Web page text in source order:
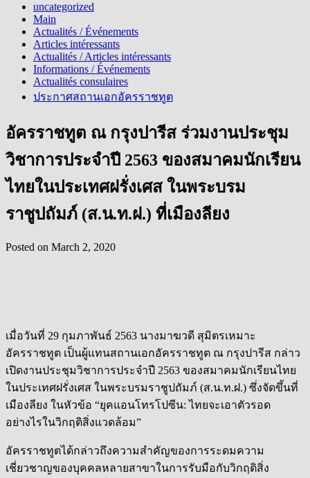
uncategorized
Main
Actualités / Événements
Articles intéressants
Actualités / Articles intéressants
Informations / Événements
Actualités consulaires
ประกาศสถานเอกอัครราชทูต
อัครราชทูต ณ กรุงปารีส ร่วมงานประชุม
วิชาการประจำปี 2563 ของสมาคมนักเรียน
ไทยในประเทศฝรั่งเศส ในพระบรม
ราชูปถัมภ์ (ส.น.ท.ฝ.) ที่เมืองลียง
Posted on March 2, 2020
เมื่อวันที่ 29 กุมภาพันธ์ 2563 นางมาฆวดี สุมิตรเหมาะ
อัครราชทูต เป็นผู้แทนสถานเอกอัครราชทูต ณ กรุงปารีส กล่าว
เปิดงานประชุมวิชาการประจำปี 2563 ของสมาคมนักเรียนไทย
ในประเทศฝรั่งเศส ในพระบรมราชูปถัมภ์ (ส.น.ท.ฝ.) ซึ่งจัดขึ้นที่
เมืองลียง ในหัวข้อ “ยุคแอนโทรโปซีน: ไทยจะเอาตัวรอด
อย่างไรในวิกฤติสิ่งแวดล้อม”
อัครราชทูตได้กล่าวถึงความสำคัญของการระดมความ
เชี่ยวชาญของบุคคลหลายสาขาในการรับมือกับวิกฤติสิ่ง